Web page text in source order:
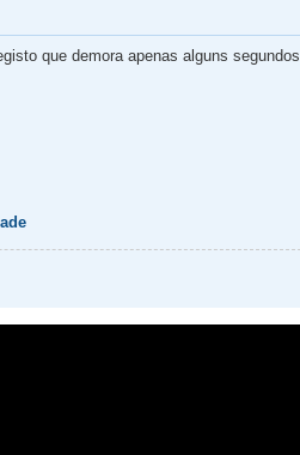
que demora apenas alguns segundos.